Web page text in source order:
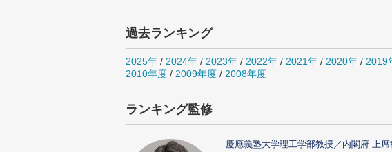
過去ランキング
2025年 / 2024年 / 2023年 / 2022年 / 2021年 / 2020年 / 2019
2010年度 / 2009年度 / 2008年度
ランキング監修
慶應義塾大学理工学部教授／内閣府 上